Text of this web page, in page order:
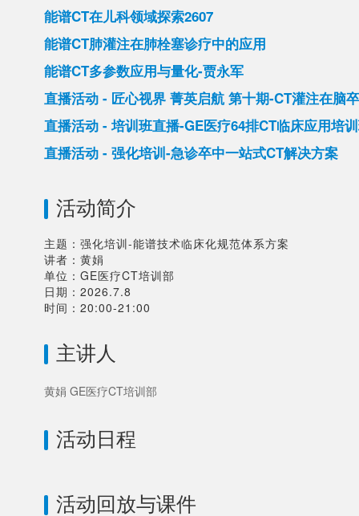
能谱CT在儿科领域探索2607
能谱CT肺灌注在肺栓塞诊疗中的应用
能谱CT多参数应用与量化-贾永军
直播活动 - 匠心视界 菁英启航 第十期-CT灌注在脑
直播活动 - 培训班直播-GE医疗64排CT临床应用培
直播活动 - 强化培训-急诊卒中一站式CT解决方案
活动简介
主题：强化培训-能谱技术临床化规范体系方案
讲者：黄娟
单位：GE医疗CT培训部
日期：2026.7.8
主讲人
黄娟 GE医疗CT培训部
活动日程
活动回放与课件